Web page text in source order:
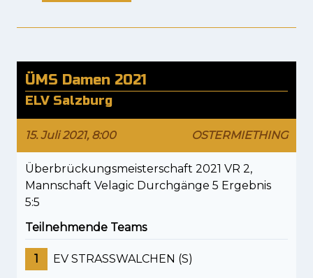
ÜMS Damen 2021
ELV Salzburg
15. Juli 2021, 8:00 OSTERMIETHING
Überbrückungsmeisterschaft 2021 VR 2,
Mannschaft Velagic Durchgänge 5 Ergebnis
5:5
Teilnehmende Teams
1 EV STRASSWALCHEN (S)